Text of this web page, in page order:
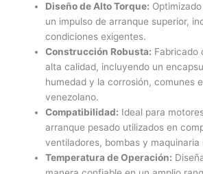
Diseño de Alto Torque:
un impulso de arranque superior,
condiciones exigentes.
Construcción Robusta: Fabricado
alta calidad, incluyendo un
humedad y la corrosión, comunes
venezolano.
Compatibilidad: Ideal para
arranque pesado utilizados en
ventiladores, bombas y maquinaria
Temperatura de Operación: